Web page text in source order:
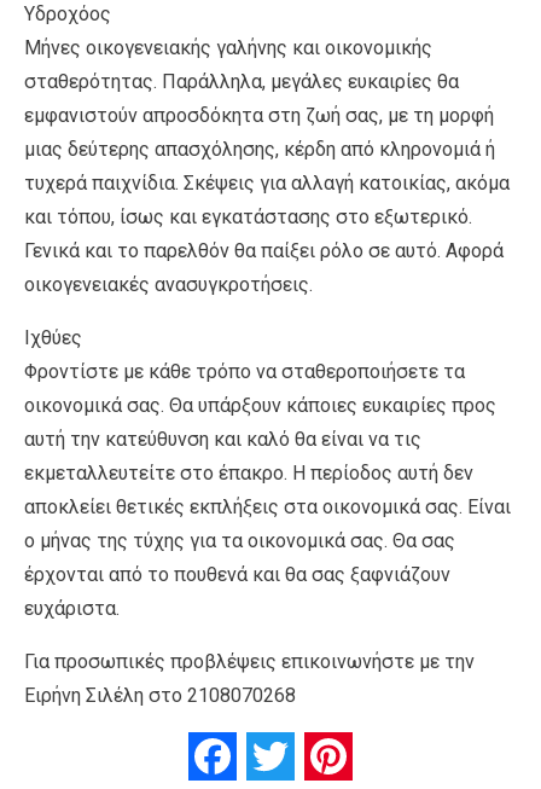
Υδροχόος
Μήνες οικογενειακής γαλήνης και οικονομικής
σταθερότητας. Παράλληλα, μεγάλες ευκαιρίες θα
εμφανιστούν απροσδόκητα στη ζωή σας, με τη μορφή
μιας δεύτερης απασχόλησης, κέρδη από κληρονομιά ή
τυχερά παιχνίδια. Σκέψεις για αλλαγή κατοικίας, ακόμα
και τόπου, ίσως και εγκατάστασης στο εξωτερικό.
Γενικά και το παρελθόν θα παίξει ρόλο σε αυτό. Αφορά
οικογενειακές ανασυγκροτήσεις.
Ιχθύες
Φροντίστε με κάθε τρόπο να σταθεροποιήσετε τα
οικονομικά σας. Θα υπάρξουν κάποιες ευκαιρίες προς
αυτή την κατεύθυνση και καλό θα είναι να τις
εκμεταλλευτείτε στο έπακρο. Η περίοδος αυτή δεν
αποκλείει θετικές εκπλήξεις στα οικονομικά σας. Είναι
ο μήνας της τύχης για τα οικονομικά σας. Θα σας
έρχονται από το πουθενά και θα σας ξαφνιάζουν
ευχάριστα.
Για προσωπικές προβλέψεις επικοινωνήστε με την
Ειρήνη Σιλέλη στο 2108070268
FacebookTwitter